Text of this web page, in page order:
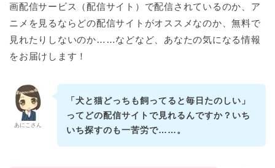
画配信サービス（配信サイト）で配信されているのか、ア
ニメを見るならどの配信サイトがオススメなのか、無料で
見れたりしないのか……などなど、あなたの気になる情報
をお届けします！
あにこさん
「犬と猫どっちも飼ってると毎日たのしい」
ってどの配信サイトで見れるんですか？いち
いち探すのも一苦労で……。